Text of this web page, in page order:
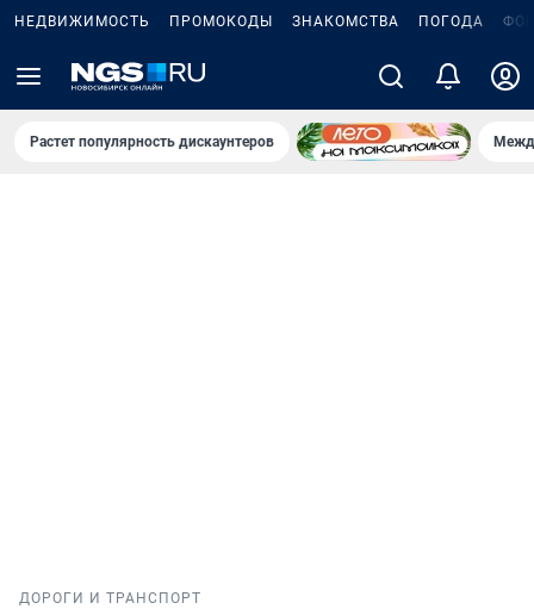
НЕДВИЖИМОСТЬ ПРОМОКОДЫ ЗНАКОМСТВА ПОГОДА
Растет популярность дискаунтеров
ДОРОГИ И ТРАНСПОРТ